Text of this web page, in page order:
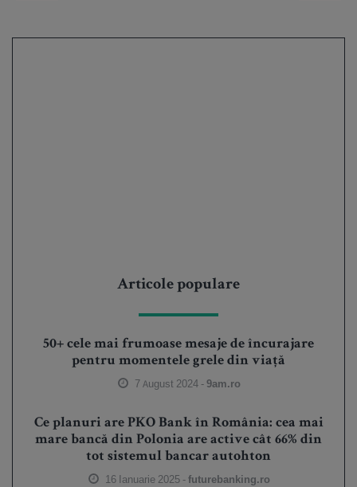
Articole populare
50+ cele mai frumoase mesaje de încurajare
pentru momentele grele din viață
7 August 2024 -9am.ro
Ce planuri are PKO Bank în România: cea mai
mare bancă din Polonia are active cât 66% din
tot sistemul bancar autohton
16 Ianuarie 2025 -futurebanking.ro